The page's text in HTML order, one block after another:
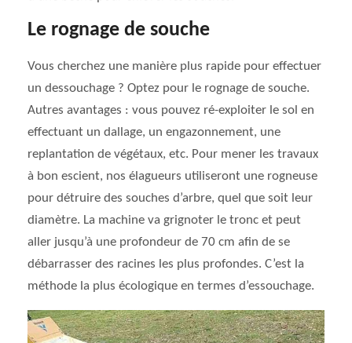
Le rognage de souche
Vous cherchez une manière plus rapide pour effectuer
un dessouchage ? Optez pour le rognage de souche.
Autres avantages : vous pouvez ré-exploiter le sol en
effectuant un dallage, un engazonnement, une
replantation de végétaux, etc. Pour mener les travaux
à bon escient, nos élagueurs utiliseront une rogneuse
pour détruire des souches d’arbre, quel que soit leur
diamètre. La machine va grignoter le tronc et peut
aller jusqu’à une profondeur de 70 cm afin de se
débarrasser des racines les plus profondes. C’est la
méthode la plus écologique en termes d’essouchage.